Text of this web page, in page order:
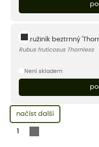
Ostružiník beztrnný
Rubus fruticosus Thornless
Není skladem
načíst další
1